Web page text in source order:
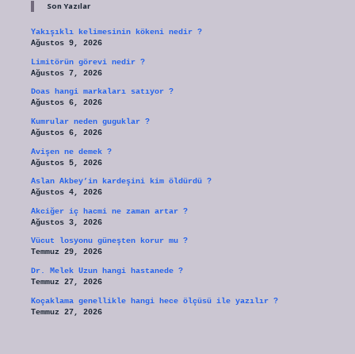
Son Yazılar
Yakışıklı kelimesinin kökeni nedir ?
Ağustos 9, 2026
Limitörün görevi nedir ?
Ağustos 7, 2026
Doas hangi markaları satıyor ?
Ağustos 6, 2026
Kumrular neden guguklar ?
Ağustos 6, 2026
Avişen ne demek ?
Ağustos 5, 2026
Aslan Akbey’in kardeşini kim öldürdü ?
Ağustos 4, 2026
Akciğer iç hacmi ne zaman artar ?
Ağustos 3, 2026
Vücut losyonu güneşten korur mu ?
Temmuz 29, 2026
Dr. Melek Uzun hangi hastanede ?
Temmuz 27, 2026
Koçaklama genellikle hangi hece ölçüsü ile yazılır ?
Temmuz 27, 2026